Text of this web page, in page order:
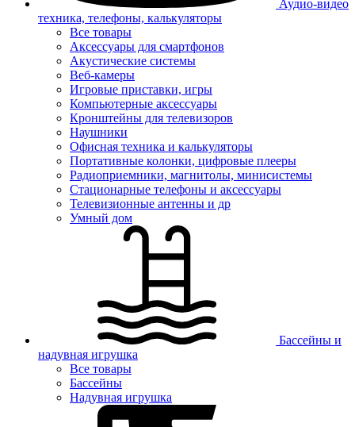
Аудио-видео
техника, телефоны, калькуляторы
Все товары
Аксессуары для смартфонов
Акустические системы
Веб-камеры
Игровые приставки, игры
Компьютерные аксессуары
Кронштейны для телевизоров
Наушники
Офисная техника и калькуляторы
Портативные колонки, цифровые плееры
Радиоприемники, магнитолы, минисистемы
Стационарные телефоны и аксессуары
Телевизионные антенны и др
Умный дом
Бассейны и
надувная игрушка
Все товары
Бассейны
Надувная игрушка